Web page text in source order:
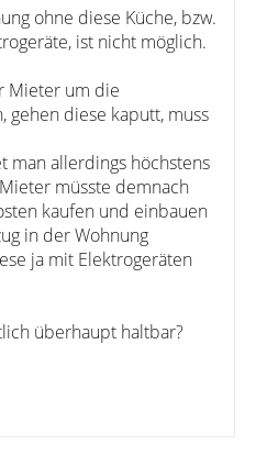
ohne diese Küche, bzw.
ist nicht möglich.
Mieter um die
gehen diese kaputt, muss
man allerdings höchstens
müsste demnach
kaufen und einbauen
in der Wohnung
ja mit Elektrogeräten
überhaupt haltbar?